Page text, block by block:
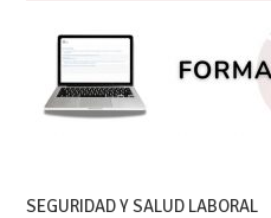
SEGURIDAD Y SALUD LABORAL